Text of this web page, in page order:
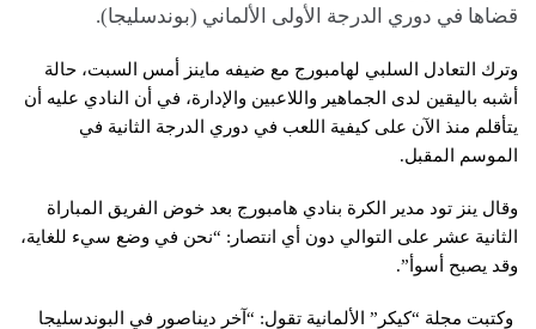
قضاها في دوري الدرجة الأولى الألماني (بوندسليجا).
وترك التعادل السلبي لهامبورج مع ضيفه ماينز أمس السبت، حالة
أشبه باليقين لدى الجماهير واللاعبين والإدارة، في أن النادي عليه أن
يتأقلم منذ الآن على كيفية اللعب في دوري الدرجة الثانية في
الموسم المقبل.
وقال ينز تود مدير الكرة بنادي هامبورج بعد خوض الفريق المباراة
الثانية عشر على التوالي دون أي انتصار: “نحن في وضع سيء للغاية،
وقد يصبح أسوأ”.
وكتبت مجلة “كيكر” الألمانية تقول: “آخر ديناصور في البوندسليجا